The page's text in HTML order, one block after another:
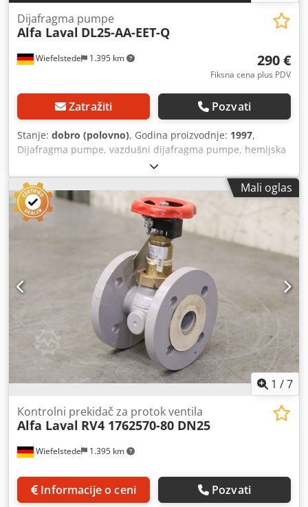
Wiefelstede 1.395 km
Dijafragma pumpe
Alfa Laval DL25-AA-EET-Q
290 €
Fiksna cena plus PDV
Zatražiti Pozvati
Stanje: dobro (polovno), Godina proizvodnje: 1997,
Dijafragma pumpe, vazdušni dijafragma pumpe, hemijska
pumpa, Air Mounted Dupli dijafragma pumpe Cjdpfx
Anovay Uij Ijrf -Proizvođač: Alfa Laval, vazdušna dvostruka
membranska pumpa - Tip: DL25-AA-EET-K -Brzina protoka:
l / min -Isporuka pritisak: bar -Ukupne dimenzije: 240/230 /
H300 mm -Težina: 8.7 kg
Mali oglas
1 /7
Wiefelstede 1.395 km
Kontrolni prekidač za protok ventila
Alfa Laval RV4 1762570-80 DN25
Informacije o ceni Pozvati